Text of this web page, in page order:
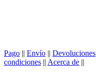
Pago || Envío || Devoluciones
condiciones || Acerca de ||